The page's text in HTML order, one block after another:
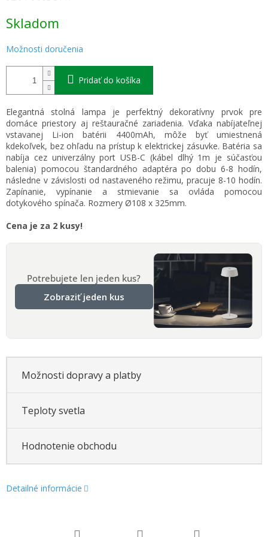
cena:
Skladom
Možnosti doručenia
Pridať do košíka
Elegantná stolná lampa je perfektný dekoratívny prvok pre
domáce priestory aj reštauračné zariadenia. Vďaka nabíjateľnej
vstavanej Li-ion batérii 4400mAh, môže byť umiestnená
kdekoľvek, bez ohľadu na prístup k elektrickej zásuvke. Batéria sa
nabíja cez univerzálny port USB-C (kábel dlhý 1m je súčasťou
balenia) pomocou štandardného adaptéra po dobu 6-8 hodín,
následne v závislosti od nastaveného režimu, pracuje 8-10 hodín.
Zapínanie, vypínanie a stmievanie sa ovláda pomocou
dotykového spínača. Rozmery Ø108 x 325mm.
Cena je za 2 kusy!
Potrebujete len jeden kus?
Zobraziť jeden kus
Možnosti dopravy a platby
Teploty svetla
Hodnotenie obchodu
Detailné informácie